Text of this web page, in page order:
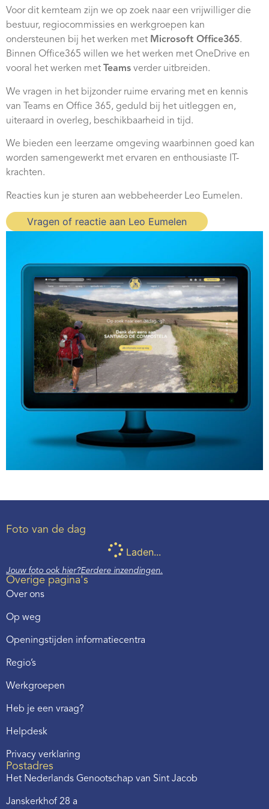
Webshop
Contact
Voor dit kernteam zijn we op zoek naar een vrijwilliger die
bestuur, regiocommissies en werkgroepen kan
ondersteunen bij het werken met Microsoft Office365.
Binnen Office365 willen we het werken met OneDrive en
vooral het werken met Teams verder uitbreiden.
We vragen in het bijzonder ruime ervaring met en kennis
van Teams en Office 365, geduld bij het uitleggen en,
uiteraard in overleg, beschikbaarheid in tijd.
We bieden een leerzame omgeving waarbinnen goed kan
worden samengewerkt met ervaren en enthousiaste IT-
krachten.
Reacties kun je sturen aan webbeheerder Leo Eumelen.
Vragen of reactie aan Leo Eumelen
Foto van de dag
Laden...
Jouw foto ook hier?Eerdere inzendingen.
Overige pagina's
Over ons
Op weg
Openingstijden informatiecentra
Regio’s
Werkgroepen
Heb je een vraag?
Helpdesk
Privacy verklaring
Postadres
Het Nederlands Genootschap van Sint Jacob
Janskerkhof 28 a